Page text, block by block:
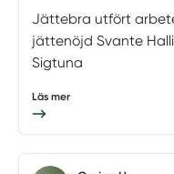
Jättebra utfört
jättenöjd Svante
Sigtuna
Läs mer